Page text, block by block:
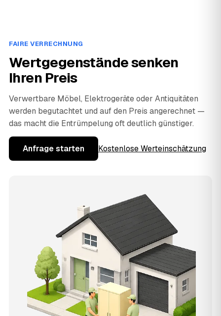
FAIRE VERRECHNUNG
Wertgegenstände senken
Ihren Preis
Verwertbare Möbel, Elektrogeräte oder Antiquitäten
werden begutachtet und auf den Preis angerechnet —
das macht die Entrümpelung oft deutlich günstiger.
Anfrage starten Kostenlose Werteinschätzung